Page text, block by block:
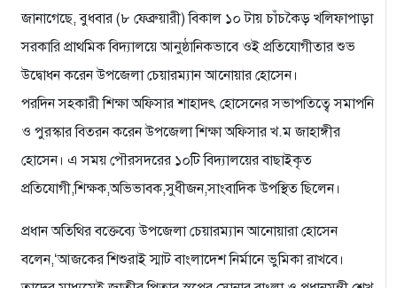
জানাগেছে, বুধবার (৮ ফেব্রুয়ারী) বিকাল ১০ টায় চাঁচকৈড় খলিফাপাড়া
সরকারি প্রাথমিক বিদ্যালয়ে আনুষ্ঠানিকভাবে ওই প্রতিযোগীতার শুভ
উদ্বোধন করেন উপজেলা চেয়ারম্যান আনোয়ার হোসেন।
পরদিন সহকারী শিক্ষা অফিসার শাহাদৎ হোসেনের সভাপতিত্বে সমাপনি
ও পুরস্কার বিতরন করেন উপজেলা শিক্ষা অফিসার খ.ম জাহাঙ্গীর
হোসেন। এ সময় পৌরসদরের ১০টি বিদ্যালয়ের বাছাইকৃত
প্রতিযোগী,শিক্ষক,অভিভাবক,সুধীজন,সাংবাদিক উপস্থিত ছিলেন।
প্রধান অতিথির বক্তেব্যে উপজেলা চেয়ারম্যান আনোয়ারা হোসেন
বলেন,‘আজকের শিশুরাই স্মাট বাংলাদেশ নির্মানে ভুমিকা রাখবে।